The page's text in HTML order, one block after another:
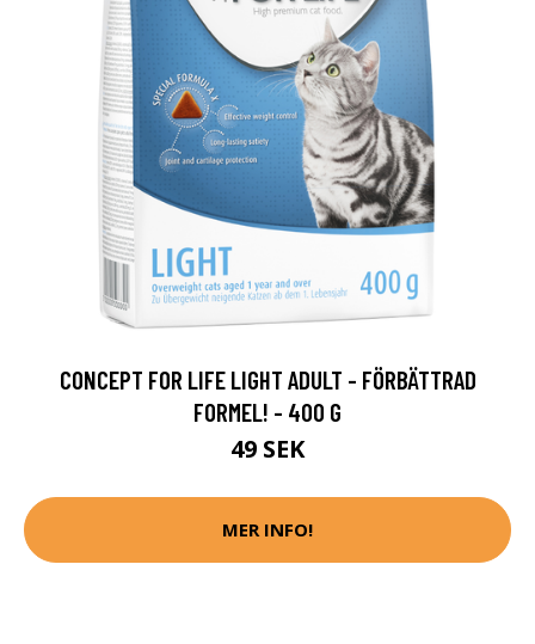
CONCEPT FOR LIFE LIGHT ADULT - FÖRBÄTTRAD
FORMEL! - 400 G
49 SEK
MER INFO!